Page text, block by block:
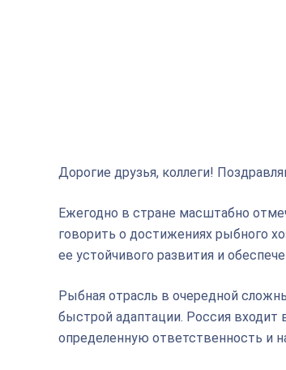
Дорогие друзья, коллеги!
Ежегодно в стране масштабно
говорить о достижениях рыбного
ее устойчивого развития и
Рыбная отрасль в очередной
быстрой адаптации. Россия входит
определенную ответственность и